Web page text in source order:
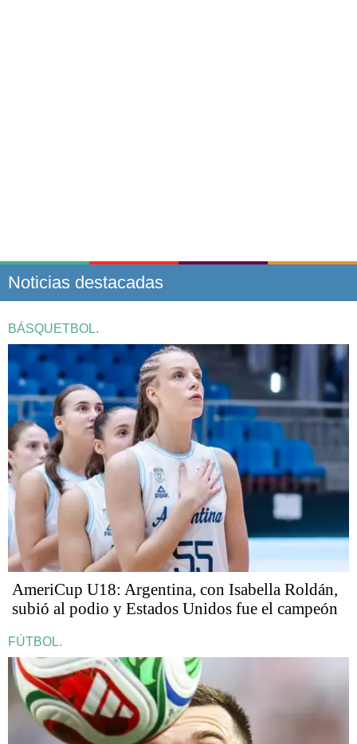
Noticias destacadas
BÁSQUETBOL.
AmeriCup U18: Argentina, con Isabella Roldán,
subió al podio y Estados Unidos fue el campeón
FÚTBOL.